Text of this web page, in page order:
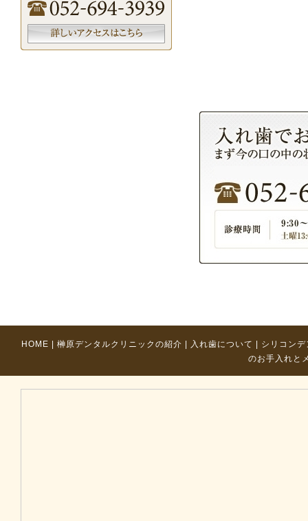
HOME 榊原デンタルクリニックの紹介 入れ歯について
シリコン
のお手入れと